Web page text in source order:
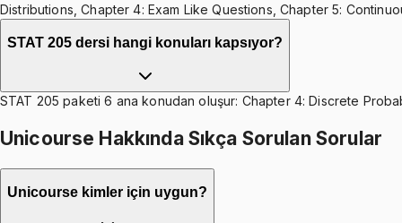
Distributions, Chapter 4: Exam Like Questions, Chapter 5:
STAT 205 dersi hangi konuları kapsıyor?
STAT 205 paketi 6 ana konudan oluşur: Chapter 4: Discrete
Unicourse Hakkında Sıkça Sorulan Sorular
Unicourse kimler için uygun?